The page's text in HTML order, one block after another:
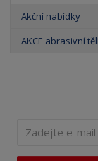
Akční nabídky
AKCE abrasivní